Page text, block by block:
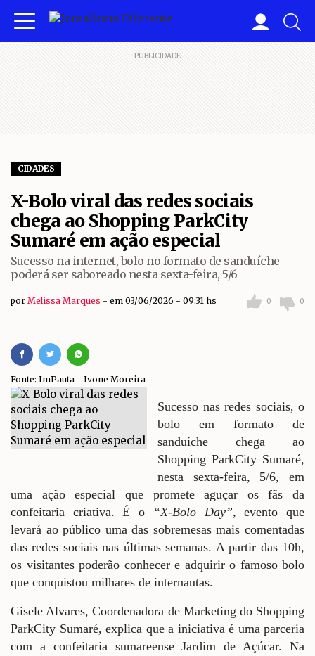
PUBLICIDADE
CIDADES
X-Bolo viral das redes sociais
chega ao Shopping ParkCity
Sumaré em ação especial
Sucesso na internet, bolo no formato de sanduíche
poderá ser saboreado nesta sexta-feira, 5/6
por Melissa Marques em 03/06/2026 - 09:31 hs 0 0
Fonte: ImPauta - Ivone Moreira
Sucesso nas redes sociais, o
bolo em formato de
sanduíche chega ao
Shopping ParkCity Sumaré,
nesta sexta-feira, 5/6, em
uma ação especial que promete aguçar os fãs da
confeitaria criativa. É o
“X-Bolo Day”, evento que
levará ao público uma das sobremesas mais comentadas
das redes sociais nas últimas semanas. A partir das 10h,
os visitantes poderão conhecer e adquirir o famoso bolo
que conquistou milhares de internautas.
Gisele Alvares, Coordenadora de Marketing do Shopping
ParkCity Sumaré, explica que a iniciativa é uma parceria
com a confeitaria sumareense Jardim de Açúcar. Na